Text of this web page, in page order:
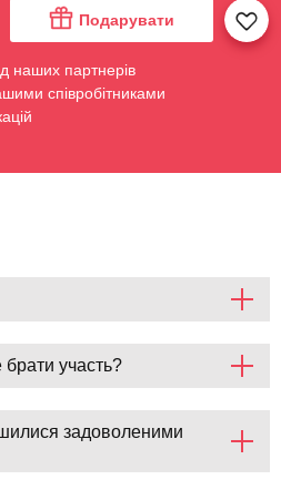
Подарувати
наших партнерів
співробітниками
участь?
задоволеними